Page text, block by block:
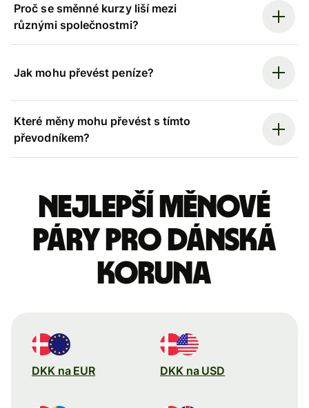
Proč se směnné kurzy liší mezi
různými společnostmi?
Jak mohu převést peníze?
Které měny mohu převést s tímto
převodníkem?
Nejlepší měnové
páry pro dánská
koruna
DKK na EUR DKK na USD